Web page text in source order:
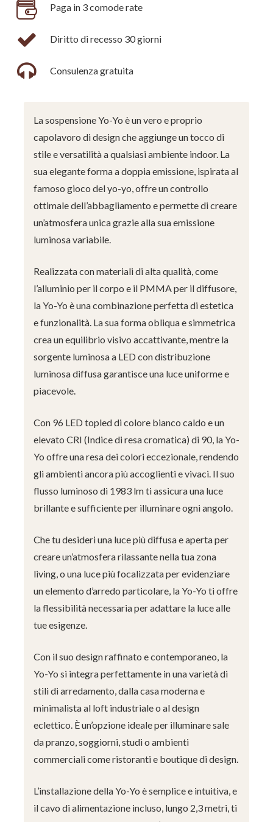
Paga in 3 comode rate
Diritto di recesso 30 giorni
Consulenza gratuita
La sospensione Yo-Yo è un vero e proprio
capolavoro di design che aggiunge un tocco di
stile e versatilità a qualsiasi ambiente indoor. La
sua elegante forma a doppia emissione, ispirata al
famoso gioco del yo-yo, offre un controllo
ottimale dell’abbagliamento e permette di creare
un’atmosfera unica grazie alla sua emissione
luminosa variabile.
Realizzata con materiali di alta qualità, come
l’alluminio per il corpo e il PMMA per il diffusore,
la Yo-Yo è una combinazione perfetta di estetica
e funzionalità. La sua forma obliqua e simmetrica
crea un equilibrio visivo accattivante, mentre la
sorgente luminosa a LED con distribuzione
luminosa diffusa garantisce una luce uniforme e
piacevole.
Con 96 LED topled di colore bianco caldo e un
elevato CRI (Indice di resa cromatica) di 90, la Yo-
Yo offre una resa dei colori eccezionale, rendendo
gli ambienti ancora più accoglienti e vivaci. Il suo
flusso luminoso di 1983 lm ti assicura una luce
brillante e sufficiente per illuminare ogni angolo.
Che tu desideri una luce più diffusa e aperta per
creare un’atmosfera rilassante nella tua zona
living, o una luce più focalizzata per evidenziare
un elemento d’arredo particolare, la Yo-Yo ti offre
la flessibilità necessaria per adattare la luce alle
tue esigenze.
Con il suo design raffinato e contemporaneo, la
Yo-Yo si integra perfettamente in una varietà di
stili di arredamento, dalla casa moderna e
minimalista al loft industriale o al design
eclettico. È un’opzione ideale per illuminare sale
da pranzo, soggiorni, studi o ambienti
commerciali come ristoranti e boutique di design.
L’installazione della Yo-Yo è semplice e intuitiva, e
il cavo di alimentazione incluso, lungo 2,3 metri, ti